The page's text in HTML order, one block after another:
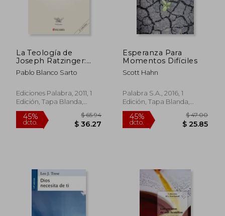
dcto.
45%
La Teología de
Joseph Ratzinger:
Una Introducción
Pablo Blanco Sarto
Ediciones Palabra, 2011, 1
Edición, Tapa Blanda,
Nuevo
Esperanza Para
Momentos Difíciles
Scott Hahn
Palabra S.a., 2016, 1
Edición, Tapa Blanda,
Nuevo